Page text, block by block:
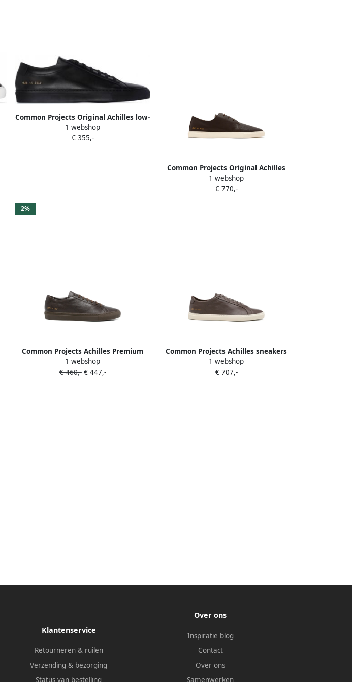
Common Projects Original Achilles low-
top sneakers Zwart
1 webshop
€ 355,-
Common Projects Original Achilles
sneakers Bruin
1 webshop
€ 770,-
2%
Common Projects Achilles Premium
sneakers Bruin
1 webshop
€ 460,-€ 447,-
Common Projects Achilles sneakers
Bruin
1 webshop
€ 707,-
Klantenservice
Retourneren & ruilen
Verzending & bezorging
Status van bestelling
Over ons
Inspiratie blog
Contact
Over ons
Samenwerken